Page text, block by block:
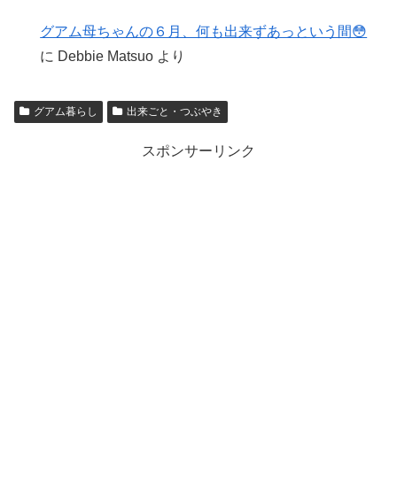
グアム母ちゃんの６月、何も出来ずあっという間😳
に Debbie Matsuo より
グアム暮らし 出来ごと・つぶやき
スポンサーリンク